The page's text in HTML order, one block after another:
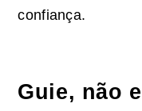
confiança.
Guie, não